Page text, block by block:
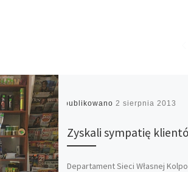
Opublikowano 2 sierpnia 2013
Zyskali sympatię
Departament Sieci Własnej